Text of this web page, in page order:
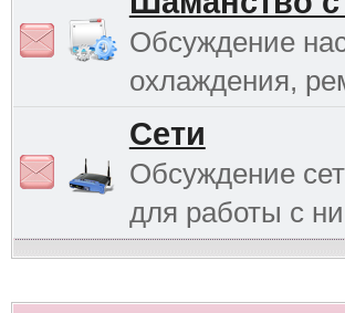
Обсуждение
охлаждения,
Сети
Обсуждение
для работы с